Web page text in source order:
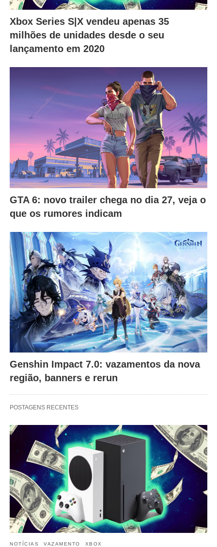
Xbox Series S|X vendeu apenas 35
milhões de unidades desde o seu
lançamento em 2020
GTA 6: novo trailer chega no dia 27, veja o
que os rumores indicam
Genshin Impact 7.0: vazamentos da nova
região, banners e rerun
POSTAGENS RECENTES
NOTÍCIAS VAZAMENTO XBOX